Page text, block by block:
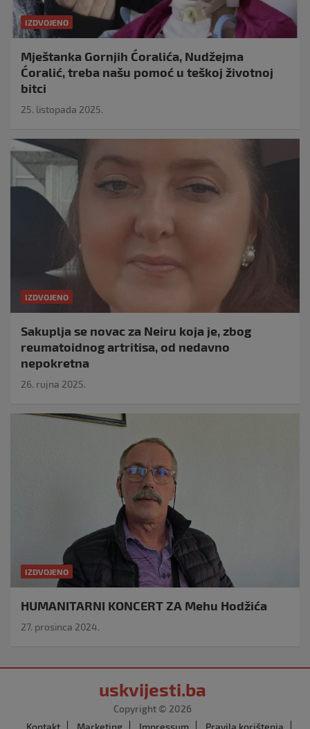
IZDVOJENO
Mještanka Gornjih Ćoralića, Nudžejma
Ćoralić, treba našu pomoć u teškoj životnoj
bitci
25. listopada 2025.
IZDVOJENO
Sakuplja se novac za Neiru koja je, zbog
reumatoidnog artritisa, od nedavno
nepokretna
26. rujna 2025.
IZDVOJENO
HUMANITARNI KONCERT ZA Mehu Hodžića
27. prosinca 2024.
uskvijesti.ba
Copyright © 2026
Kontakt
Marketing Impressum Pravila korištenja